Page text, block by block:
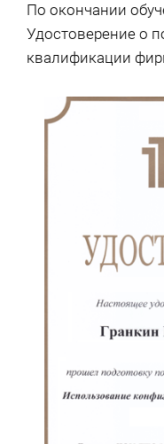
По окончании
Удостоверение о
квалификации